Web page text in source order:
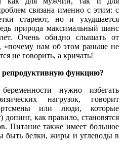
связана именно с этим: с
стареют, но и ухудшается
природа максимальный шанс
Очень обидно слышать от
«почему нам об этом раньше не
не говорить, а кричать!
репродуктивную функцию?
нужно избегать
нагрузок, говорит
или люди, которые
как правило, становятся
Питание также имеет большое
быть белки, жиры и углеводы в